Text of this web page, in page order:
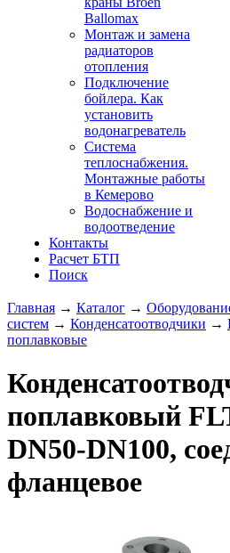
Ballomax
Монтаж и замена
радиаторов
отопления
Подключение
бойлера. Как
установить
водонагреватель
Система
теплоснабжения.
Монтажные работы
в Кемерово
Водоснабжение и
водоотведение
Контакты
Расчет БТП
Поиск
Главная → Каталог →
систем → Конденсатоотводчики →
поплавковые
поплавковый
DN50-DN100,
фланцевое